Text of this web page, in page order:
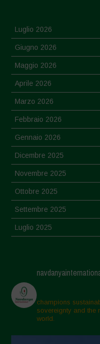
Luglio 2026
Giugno 2026
Maggio 2026
Aprile 2026
Marzo 2026
Febbraio 2026
Gennaio 2026
Dicembre 2025
Novembre 2025
Ottobre 2025
Settembre 2025
Luglio 2025
Aprile 2025
Marzo 2025
Febbraio 2025
Gennaio 2025
champions
sovereignty and the
world.